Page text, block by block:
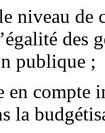
niveau de
des
publique ;
en compte
la